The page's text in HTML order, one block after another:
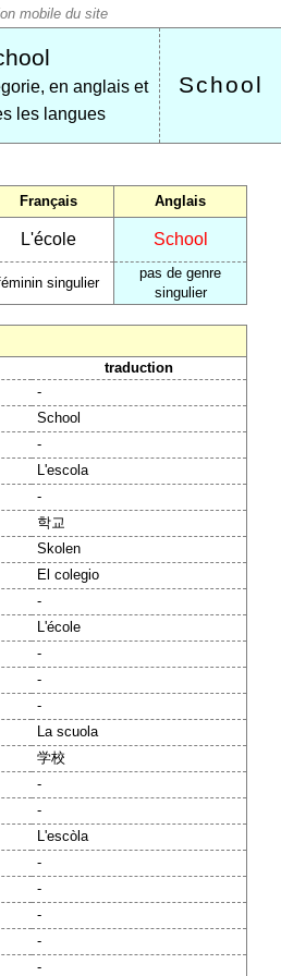
en anglais et
les langues
School
Français Anglais
L'école School
singulier
pas de genre
singulier
traduction
-
School
-
L'escola
-
학교
Skolen
El colegio
-
L'école
-
-
-
La scuola
学校
-
-
L'escòla
-
-
-
-
-